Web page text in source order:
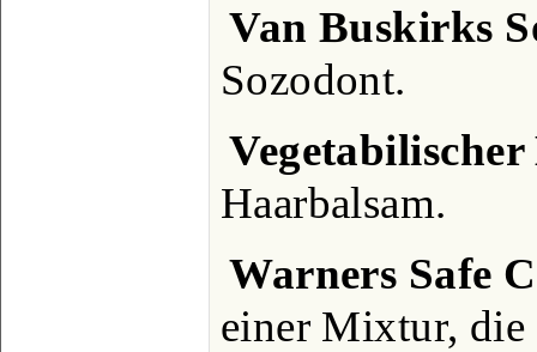
Van Buskirks
Sozodont.
Haarbalsam.
Warners Safe
einer Mixtur,